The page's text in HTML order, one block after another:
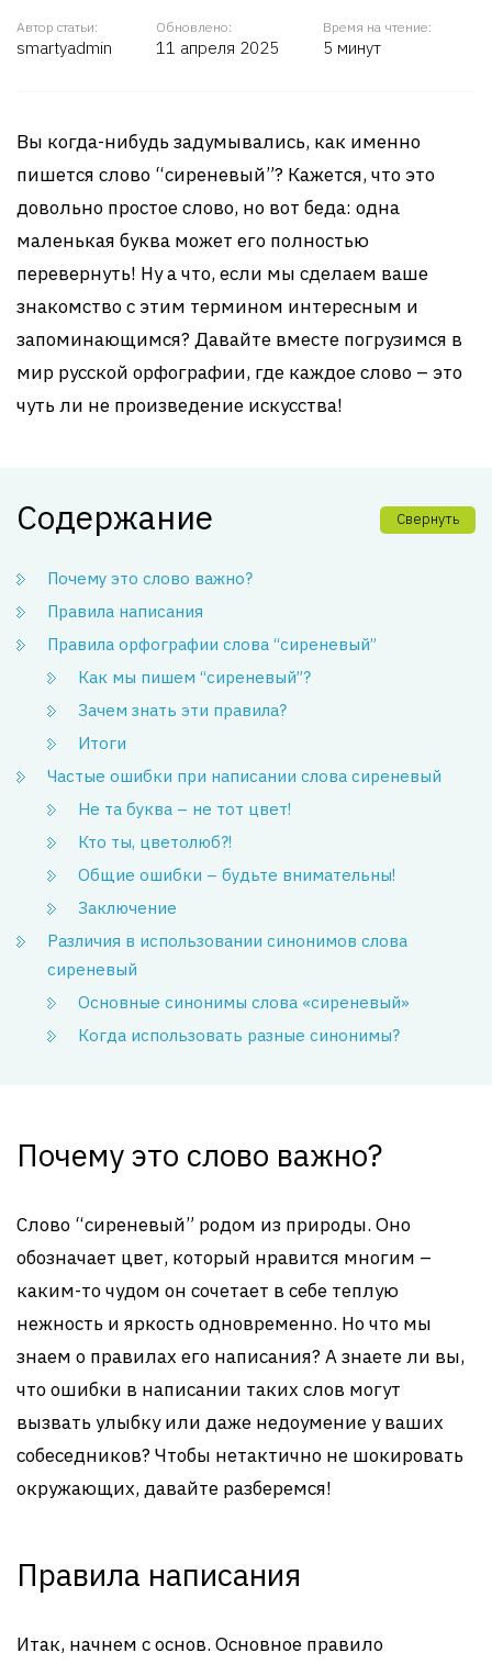
Автор статьи:
smartyadmin
Обновлено:
11 апреля 2025
Время на чтение:
5 минут
Вы когда-нибудь задумывались, как именно
пишется слово “сиреневый”? Кажется, что это
довольно простое слово, но вот беда: одна
маленькая буква может его полностью
перевернуть! Ну а что, если мы сделаем ваше
знакомство с этим термином интересным и
запоминающимся? Давайте вместе погрузимся в
мир русской орфографии, где каждое слово – это
чуть ли не произведение искусства!
Содержание Свернуть
Почему это слово важно?
Правила написания
Правила орфографии слова “сиреневый”
Как мы пишем “сиреневый”?
Зачем знать эти правила?
Итоги
Частые ошибки при написании слова сиреневый
Не та буква – не тот цвет!
Кто ты, цветолюб?!
Общие ошибки – будьте внимательны!
Заключение
Различия в использовании синонимов слова
сиреневый
Основные синонимы слова «сиреневый»
Когда использовать разные синонимы?
Почему это слово важно?
Слово “сиреневый” родом из природы. Оно
обозначает цвет, который нравится многим –
каким-то чудом он сочетает в себе теплую
нежность и яркость одновременно. Но что мы
знаем о правилах его написания? А знаете ли вы,
что ошибки в написании таких слов могут
вызвать улыбку или даже недоумение у ваших
собеседников? Чтобы нетактично не шокировать
окружающих, давайте разберемся!
Правила написания
Итак, начнем с основ. Основное правило